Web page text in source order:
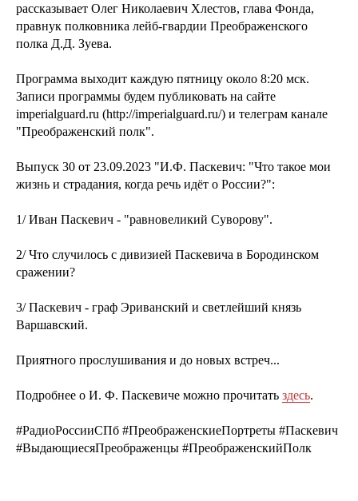
рассказывает Олег Николаевич Хлестов, глава Фонда,
правнук полковника лейб-гвардии Преображенского
полка Д.Д. Зуева.
Программа выходит каждую пятницу около 8:20 мск.
Записи программы будем публиковать на сайте
imperialguard.ru (http://imperialguard.ru/) и телеграм канале
"Преображенский полк".
Выпуск 30 от 23.09.2023 "И.Ф. Паскевич: "Что такое мои
жизнь и страдания, когда речь идёт о России?":
1/ Иван Паскевич - "равновеликий Суворову".
2/ Что случилось с дивизией Паскевича в Бородинском
сражении?
3/ Паскевич - граф Эриванский и светлейший князь
Варшавский.
Приятного прослушивания и до новых встреч...
Подробнее о И. Ф. Паскевиче можно прочитать здесь.
#РадиоРоссииСПб #ПреображенскиеПортреты #Паскевич
#ВыдающиесяПреображенцы #ПреображенскийПолк